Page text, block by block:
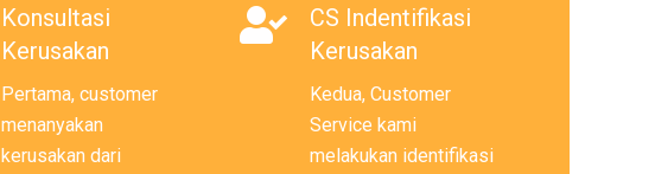
Konsultasi
Kerusakan
Pertama, customer
menanyakan
kerusakan dari
CS Indentifikasi
Kerusakan
Kedua, Customer
Service kami
melakukan identifikasi